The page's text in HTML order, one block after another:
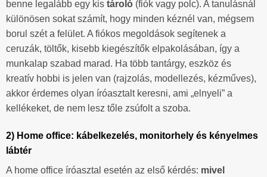
benne legalább egy kis tároló (fiók vagy polc). A tanulásnál
különösen sokat számít, hogy minden kéznél van, mégsem
borul szét a felület. A fiókos megoldások segítenek a
ceruzák, töltők, kisebb kiegészítők elpakolásában, így a
munkalap szabad marad. Ha több tantárgy, eszköz és
kreatív hobbi is jelen van (rajzolás, modellezés, kézműves),
akkor érdemes olyan íróasztalt keresni, ami „elnyeli” a
kellékeket, de nem lesz tőle zsúfolt a szoba.
2) Home office: kábelkezelés, monitorhely és kényelmes
lábtér
A home office íróasztal esetén az első kérdés: mivel